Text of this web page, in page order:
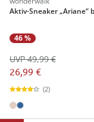
Aktiv-Sneaker „Ariane“
46 %
26,99 €
UVP 49,99 €
(2)